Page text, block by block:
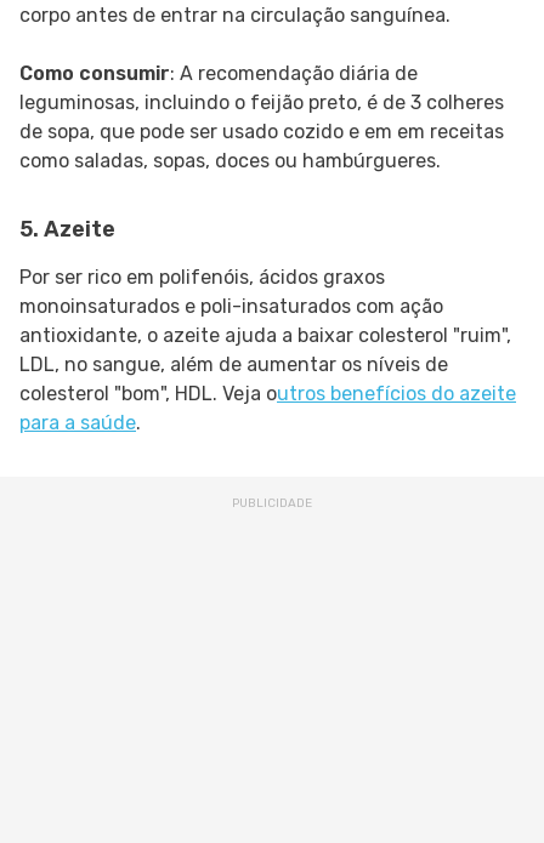
corpo antes de entrar na circulação sanguínea.
Como consumir: A recomendação diária de
leguminosas, incluindo o feijão preto, é de 3 colheres
de sopa, que pode ser usado cozido e em em receitas
como saladas, sopas, doces ou hambúrgueres.
5. Azeite
Por ser rico em polifenóis, ácidos graxos
monoinsaturados e poli-insaturados com ação
antioxidante, o azeite ajuda a baixar colesterol "ruim",
LDL, no sangue, além de aumentar os níveis de
colesterol "bom", HDL. Veja outros benefícios do azeite
para a saúde.